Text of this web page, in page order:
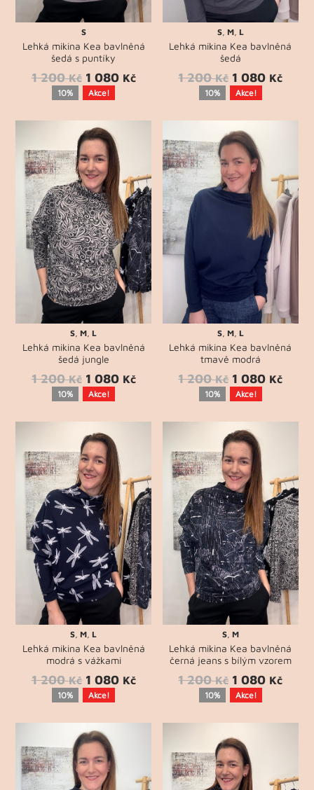
S
Lehká mikina Kea bavlněná
šedá s puntíky
1 200 Kč 1 080 Kč
10% Akce!
S, M, L
Lehká mikina Kea bavlněná
šedá
1 200 Kč 1 080 Kč
10% Akce!
S ,M ,L
Lehká mikina Kea bavlněná
šedá jungle
1 200 Kč 1 080 Kč
10% Akce!
S, M, L
Lehká mikina Kea bavlněná
tmavě modrá
1 200 Kč 1 080 Kč
10% Akce!
S ,M ,L
Lehká mikina Kea bavlněná
modrá s vážkami
1 200 Kč 1 080 Kč
10% Akce!
S, M
Lehká mikina Kea bavlněná
černá jeans s bílým vzorem
1 200 Kč 1 080 Kč
10% Akce!